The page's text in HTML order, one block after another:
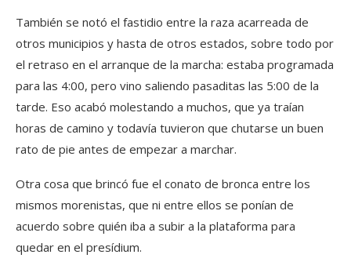
También se notó el fastidio entre la raza acarreada de
otros municipios y hasta de otros estados, sobre todo por
el retraso en el arranque de la marcha: estaba programada
para las 4:00, pero vino saliendo pasaditas las 5:00 de la
tarde. Eso acabó molestando a muchos, que ya traían
horas de camino y todavía tuvieron que chutarse un buen
rato de pie antes de empezar a marchar.
Otra cosa que brincó fue el conato de bronca entre los
mismos morenistas, que ni entre ellos se ponían de
acuerdo sobre quién iba a subir a la plataforma para
quedar en el presídium.